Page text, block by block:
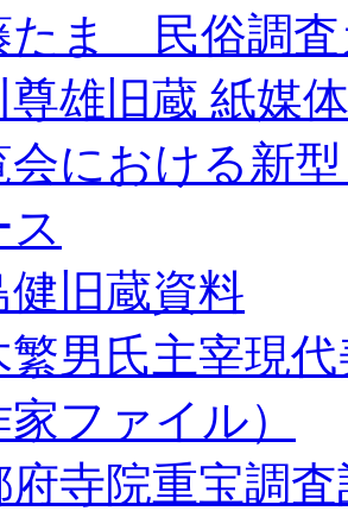
たま 民俗調査
尊雄旧蔵 紙媒
会における新
健旧蔵資料
繁男氏主宰現
家ファイル）
府寺院重宝調